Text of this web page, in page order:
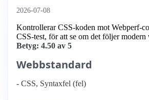
2026-07-08
Kontrollerar CSS-koden mot Webperf-
CSS-test, för att se om det följer modern
Betyg: 4.50 av 5
Webbstandard
- CSS, Syntaxfel (fel)